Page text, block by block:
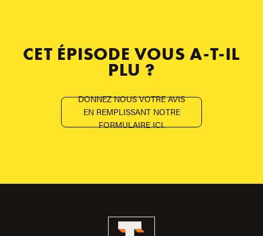
CET ÉPISODE VOUS A-T-IL
PLU ?
DONNEZ NOUS VOTRE AVIS
EN REMPLISSANT NOTRE
FORMULAIRE ICI.